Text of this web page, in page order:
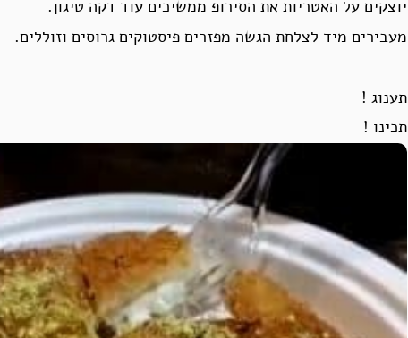
יוצקים על האטריות את הסירופ ממשיכים עוד דקה טיגון.
מעבירים מיד לצלחת הגשה מפזרים פיסטוקים גרוסים וזוללים.
תענוג !
תכינו !